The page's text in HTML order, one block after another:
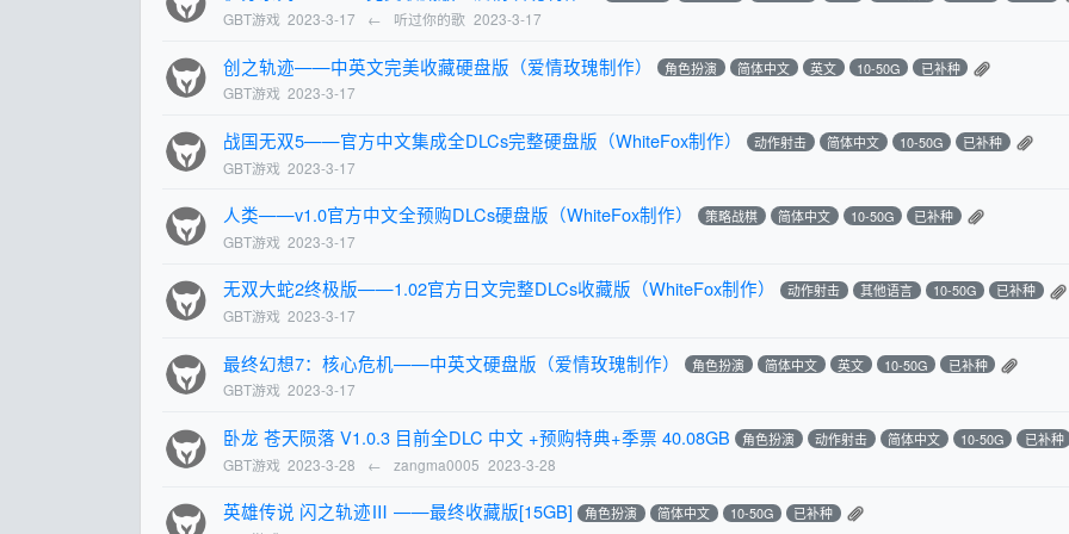
GBT游戏 2023-3-17 ← 听过你的歌 2023-3-17
创之轨迹——中英文完美收藏硬盘版（爱情玫瑰制作） 角色扮演 简体中文 英文 10-50G 已补种
GBT游戏 2023-3-17
战国无双5——官方中文集成全DLCs完整硬盘版（WhiteFox制作） 动作射击 简体中文 10-50G 已补种
GBT游戏 2023-3-17
人类——v1.0官方中文全预购DLCs硬盘版（WhiteFox制作） 策略战棋 简体中文 10-50G 已补种
GBT游戏 2023-3-17
无双大蛇2终极版——1.02官方日文完整DLCs收藏版（WhiteFox制作） 动作射击 其他语言 10-50G 已补种
GBT游戏 2023-3-17
最终幻想7：核心危机——中英文硬盘版（爱情玫瑰制作） 角色扮演 简体中文 英文 10-50G 已补种
GBT游戏 2023-3-17
卧龙 苍天陨落 V1.0.3 目前全DLC 中文 +预购特典+季票 40.08GB 角色扮演 动作射击 简体中文 10-50G 已补种
GBT游戏 2023-3-28 ← zangma0005 2023-3-28
英雄传说 闪之轨迹Ⅲ ——最终收藏版[15GB] 角色扮演 简体中文 10-50G 已补种